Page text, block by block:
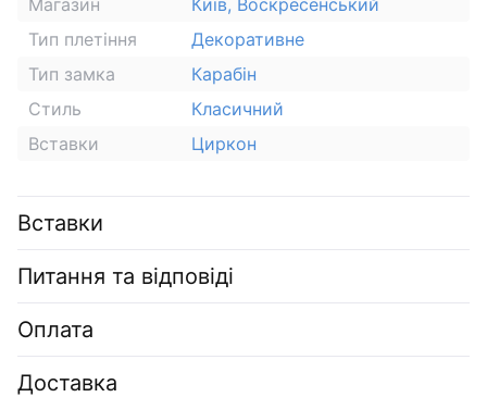
Тип плетіння
Декоративне
Тип замка
Карабін
Стиль
Класичний
Вставки
Циркон
Вставки
Питання та відповіді
Оплата
Доставка